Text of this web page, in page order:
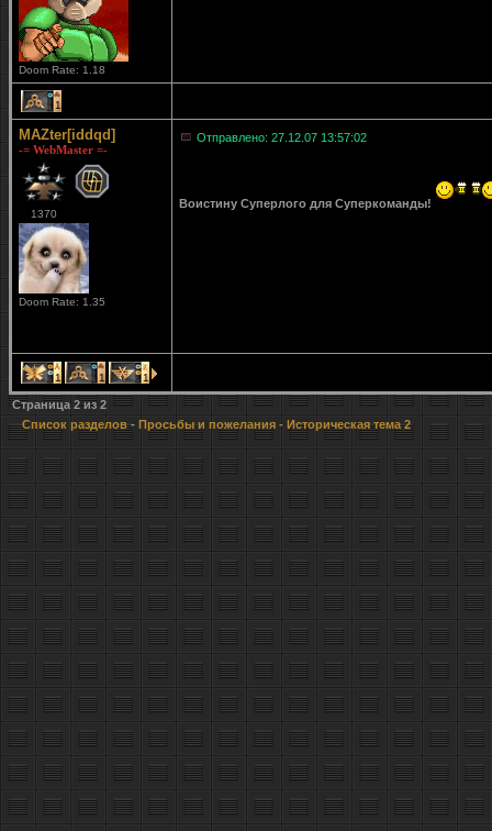
Doom Rate: 1.18
1
MAZter[iddqd]
-= WebMaster =-
1370
Doom Rate: 1.35
Отправлено: 27.12.07 13:57:02
Воистину Суперлого для Суперкоманды!
1 1 1
Страница 2из 2
Список разделов- Просьбы и пожелания - Историческая тема 2